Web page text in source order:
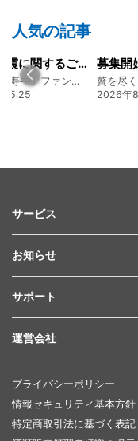
人気の記事
令和8年熊本地震に関するご報告
熊本 あか牛「延寿牛」ファンド2026
15:25
募集開
贅を尽
2026年
サービス
お知らせ
サポート
運営会社
プライバシーポリシー
情報セキュリティ基本方針
特定商取引法に基づく表記